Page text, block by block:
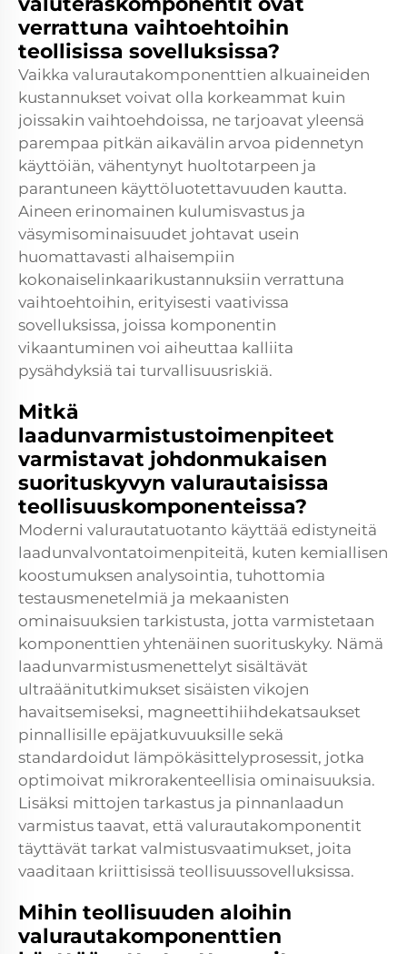
verrattuna vaihtoehtoihin
teollisissa sovelluksissa?
Vaikka valurautakomponenttien alkuaineiden
kustannukset voivat olla korkeammat kuin
joissakin vaihtoehdoissa, ne tarjoavat yleensä
parempaa pitkän aikavälin arvoa pidennetyn
käyttöiän, vähentynyt huoltotarpeen ja
parantuneen käyttöluotettavuuden kautta.
Aineen erinomainen kulumisvastus ja
väsymisominaisuudet johtavat usein
huomattavasti alhaisempiin
kokonaiselinkaarikustannuksiin verrattuna
vaihtoehtoihin, erityisesti vaativissa
sovelluksissa, joissa komponentin
vikaantuminen voi aiheuttaa kalliita
pysähdyksiä tai turvallisuusriskiä.
Mitkä
laadunvarmistustoimenpiteet
varmistavat johdonmukaisen
suorituskyvyn valurautaisissa
teollisuuskomponenteissa?
Moderni valurautatuotanto käyttää edistyneitä
laadunvalvontatoimenpiteitä, kuten kemiallisen
koostumuksen analysointia, tuhottomia
testausmenetelmiä ja mekaanisten
ominaisuuksien tarkistusta, jotta varmistetaan
komponenttien yhtenäinen suorituskyky. Nämä
laadunvarmistusmenettelyt sisältävät
ultraäänitutkimukset sisäisten vikojen
havaitsemiseksi, magneettihiihdekatsaukset
pinnallisille epäjatkuvuuksille sekä
standardoidut lämpökäsittelyprosessit, jotka
optimoivat mikrorakenteellisia ominaisuuksia.
Lisäksi mittojen tarkastus ja pinnanlaadun
varmistus taavat, että valurautakomponentit
täyttävät tarkat valmistusvaatimukset, joita
vaaditaan kriittisissä teollisuussovelluksissa.
Mihin teollisuuden aloihin
valurautakomponenttien